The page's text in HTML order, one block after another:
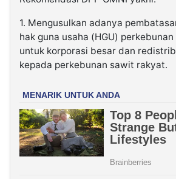
1. Mengusulkan adanya
hak guna usaha (HGU)
untuk korporasi besar dan
kepada perkebunan sawit rakyat.